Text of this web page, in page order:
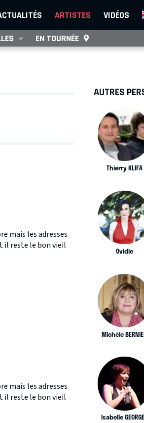
ARTISTES VIDÉOS
EN TOURNÉE
mais les adresses
il reste le bon vieil
mais les adresses
il reste le bon vieil
AUTRES
Thierry KLIFA
Ovidie
Michèle
Isabelle